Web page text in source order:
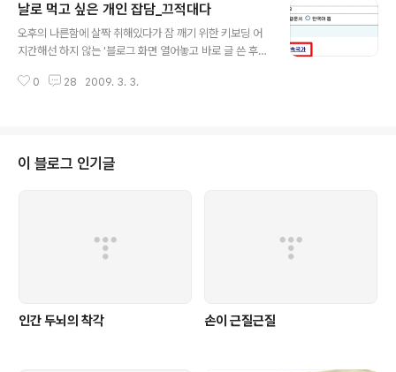
결말'이 메타블로그에 미친 영향 - 블업주세요. 믹시 - '줄리엣' 그녀가 입던 브
랜드 - 믹시 추천 3방. 자추는 기본. 다음블로거뉴스 - '줄리엣, 한 파워블로거의
죽음' 베스트 등극 네이버 블로그 - 검색 내용이 없습니다. ..
날로 먹고 싶은 개인 잡담_끄적대다
오후의 나른함에 살짝 취해있다가 잠 깨기 위한 키보딩 어
지간해선 하지 않는 '블로그 화면 열어놓고 바로 글 쓴 후
이 목소리를 높일 때 생각한 것들... 1. 댓가를 받고 리뷰를
그것도 일종의 허위, 과장, 기만 광고지않나?는 생각 그리
고.. 1. 만약 댓가를 주건 안주건 무조건 까대기만 하는 리뷰
0 28 2009. 3. 3.
이 블로그 인기글
인간 두뇌의 착각 손이 근질근질